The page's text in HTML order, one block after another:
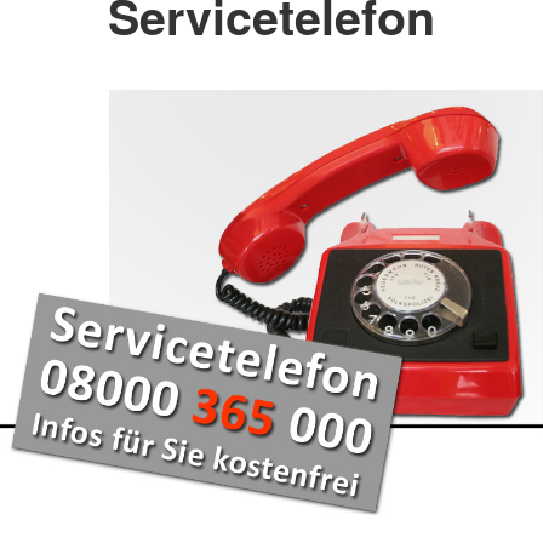
Servicetelefon